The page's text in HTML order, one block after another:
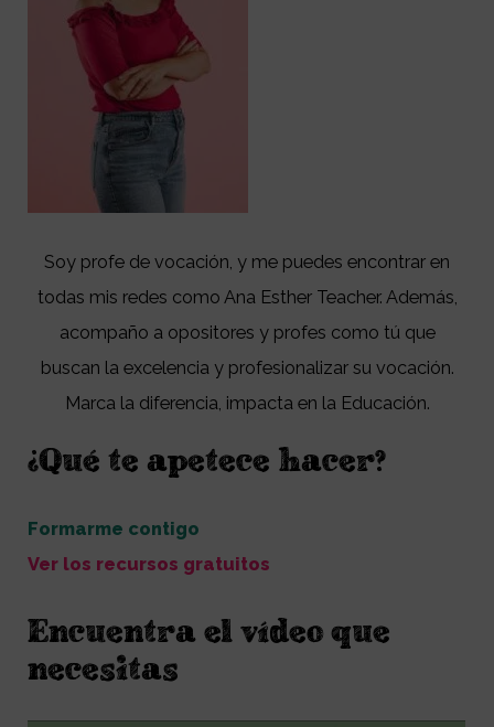
Soy profe de vocación, y me puedes encontrar en
todas mis redes como Ana Esther Teacher. Además,
acompaño a opositores y profes como tú que
buscan la excelencia y profesionalizar su vocación.
Marca la diferencia, impacta en la Educación.
¿Qué te apetece hacer?
Formarme contigo
Ver los recursos gratuitos
Encuentra el vídeo que
necesitas